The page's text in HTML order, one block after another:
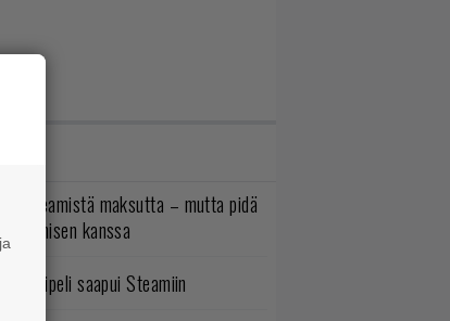
Steamistä maksutta – mutta pidä
lataamisen kanssa
hittipeli saapui Steamiin